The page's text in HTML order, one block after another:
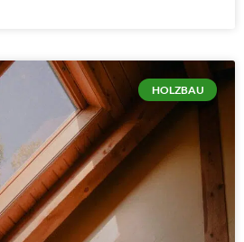
HOLZBAU